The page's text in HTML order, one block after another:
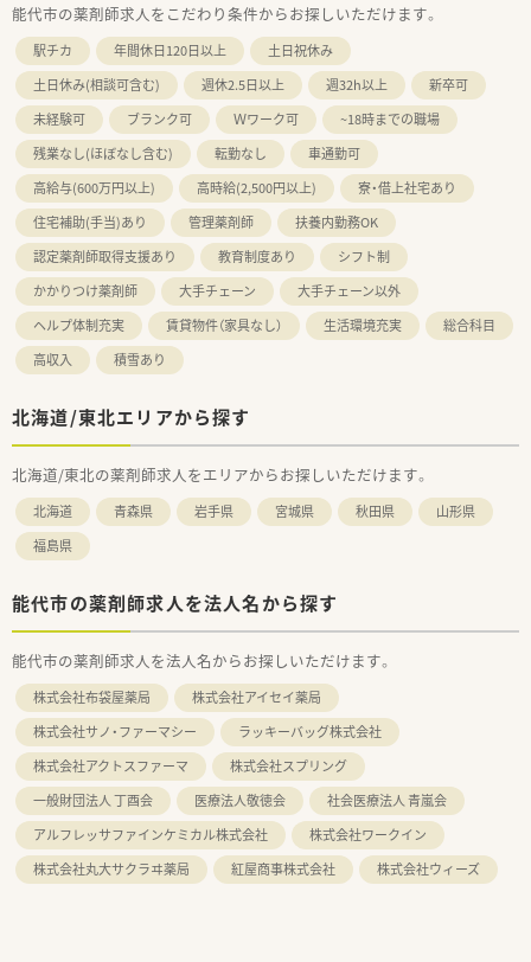
能代市の薬剤師求人をこだわり条件からお探しいただけます。
駅チカ 年間休日120日以上
土日祝休み
土日休み(相談可含む)
週休2.5日以上 週32h以上
新卒可
未経験可
ブランク可 Ｗワーク可
~18時までの職場
残業なし(ほぼなし含む)
転勤なし
車通勤可
高給与(600万円以上)
高時給(2,500円以上)
寮・借上社宅あり
住宅補助(手当)あり
管理薬剤師
扶養内勤務OK
認定薬剤師取得支援あり
教育制度あり
シフト制
かかりつけ薬剤師
大手チェーン
大手チェーン以外
ヘルプ体制充実
賃貸物件（家具なし） 生活環境充実
総合科目
高収入
積雪あり
北海道/東北エリアから探す
北海道/東北の薬剤師求人をエリアからお探しいただけます。
北海道 青森県 岩手県 宮城県 秋田県
山形県
福島県
能代市の薬剤師求人を法人名から探す
能代市の薬剤師求人を法人名からお探しいただけます。
株式会社布袋屋薬局
株式会社アイセイ薬局
株式会社サノ・ファーマシー
ラッキーバッグ株式会社
株式会社アクトスファーマ
株式会社スプリング
一般財団法人 丁酉会
医療法人敬徳会
社会医療法人 青嵐会
アルフレッサファインケミカル株式会社
株式会社ワークイン
株式会社丸大サクラヰ薬局
紅屋商事株式会社 株式会社ウィーズ